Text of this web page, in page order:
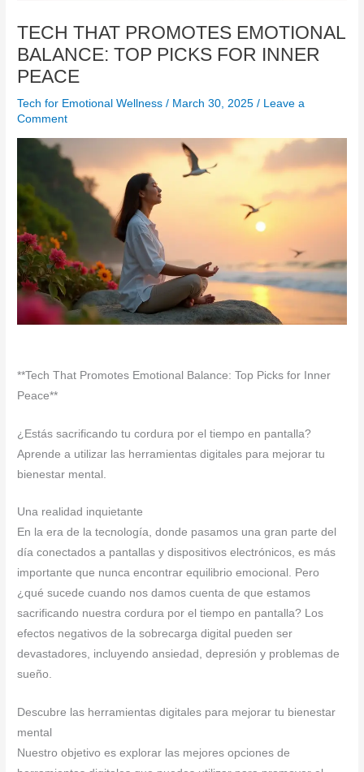
TECH THAT PROMOTES EMOTIONAL
BALANCE: TOP PICKS FOR INNER
PEACE
Tech for Emotional Wellness / March 30, 2025/ Leave a
Comment
**Tech That Promotes Emotional Balance: Top Picks for Inner
Peace**
¿Estás sacrificando tu cordura por el tiempo en pantalla?
Aprende a utilizar las herramientas digitales para mejorar tu
bienestar mental.
Una realidad inquietante
En la era de la tecnología, donde pasamos una gran parte del
día conectados a pantallas y dispositivos electrónicos, es más
importante que nunca encontrar equilibrio emocional. Pero
¿qué sucede cuando nos damos cuenta de que estamos
sacrificando nuestra cordura por el tiempo en pantalla? Los
efectos negativos de la sobrecarga digital pueden ser
devastadores, incluyendo ansiedad, depresión y problemas de
sueño.
Descubre las herramientas digitales para mejorar tu bienestar
mental
Nuestro objetivo es explorar las mejores opciones de